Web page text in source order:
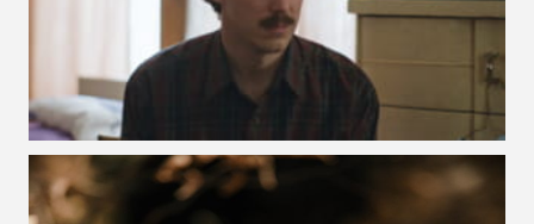
VOIR LA PHOTO EN GRAND FORMAT